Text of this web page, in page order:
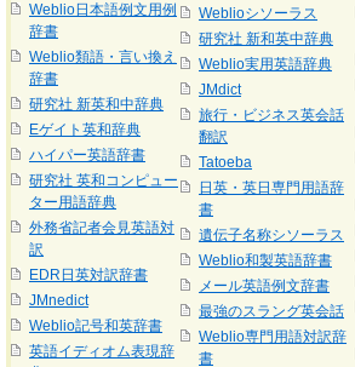
Weblio日本語例文用例
辞書
Weblio類語・言い換え
辞書
研究社 新英和中辞典
Eゲイト英和辞典
ハイパー英語辞書
研究社 英和コンピュー
ター用語辞典
外務省記者会見英語対
訳
EDR日英対訳辞書
JMnedict
Weblio記号和英辞書
英語イディオム表現辞
Weblioシソーラス
研究社 新和英中辞典
Weblio実用英語辞典
JMdict
旅行・ビジネス英会話
翻訳
Tatoeba
日英・英日専門用語辞
書
遺伝子名称シソーラス
Weblio和製英語辞書
メール英語例文辞書
最強のスラング英会話
Weblio専門用語対訳辞
書